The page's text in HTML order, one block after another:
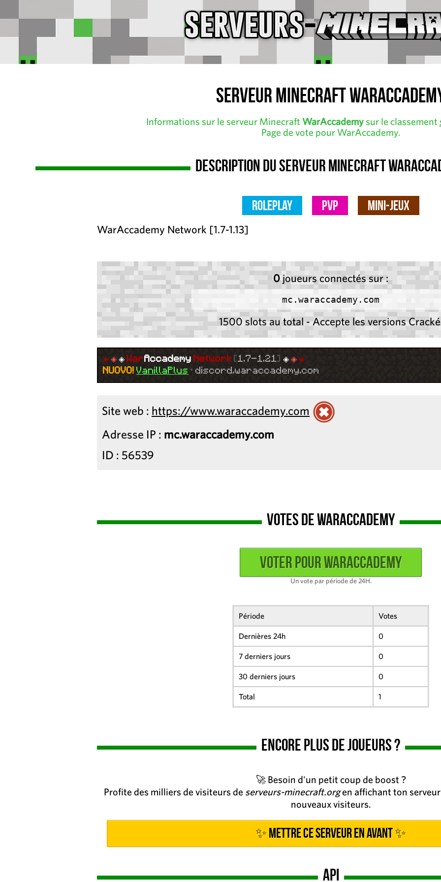
Serveur Minecraft
Informations sur le serveur Minecraft WarAccademysur le classement
Page de vote pour WarAccademy.
Description du serveur Minecraft
RolePlay PvP Mini-Jeux
WarAccademy Network [1.7-1.13]
0 joueurs connectés sur :
mc.waraccademy.com
1500 slots au total - Accepte les versions
◈ ◈ ◈ WarAccademy Network [1.7-1.21] ◈◈ ◈
NUOVO! VanillaPlus • discord.waraccademy.com
Site web : https://www.waraccademy.com
Adresse IP : mc.waraccademy.com
ID : 56539
Votes de WarAccademy
Un vote par période de 24H.
Période Votes
Dernières 24h 0
7 derniers jours 0
30 derniers jours 0
Total 1
Encore plus de joueurs ?
🚀 Besoin d'un petit coup de boost ?
Profite des milliers de visiteurs de serveurs-minecraft.orgen affichant ton
nouveaux visiteurs.
✨ Mettre ce serveur en avant ✨
API